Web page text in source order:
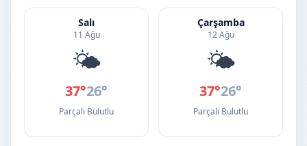
Salı
11 Ağu
🌤️
37°26°
Parçalı Bulutlu
Çarşamba
12 Ağu
🌤️
37°26°
Parçalı Bulutlu